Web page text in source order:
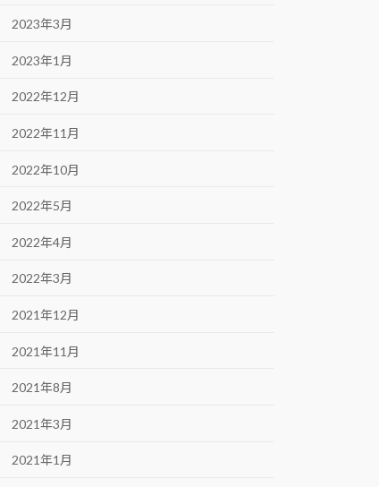
2023年3月
2023年1月
2022年12月
2022年11月
2022年10月
2022年5月
2022年4月
2022年3月
2021年12月
2021年11月
2021年8月
2021年3月
2021年1月